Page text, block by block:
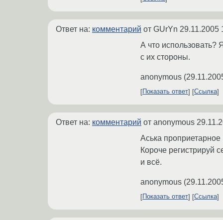
Ответ на: комментарий от GUrYn 29.11.2005
А что использовать?
с их стороны.
anonymous (
Показать ответ Ссылка
Ответ на: комментарий от anonymous
Аська проприетарное
Короче регистрируй
и всё.
anonymous (
Показать ответ Ссылка